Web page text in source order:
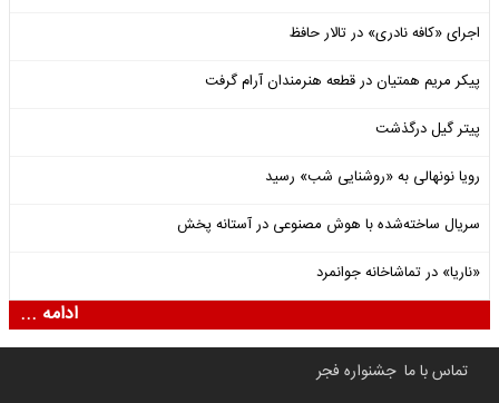
اجرای «کافه نادری» در تالار حافظ
پیکر مریم همتیان در قطعه هنرمندان آرام گرفت
پیتر گیل درگذشت
رویا نونهالی به «روشنایی شب» رسید
سریال ساخته‌شده با هوش مصنوعی در آستانه پخش
«ناریا» در تماشاخانه جوانمرد
ادامه ...
تماس با ما جشنواره فجر